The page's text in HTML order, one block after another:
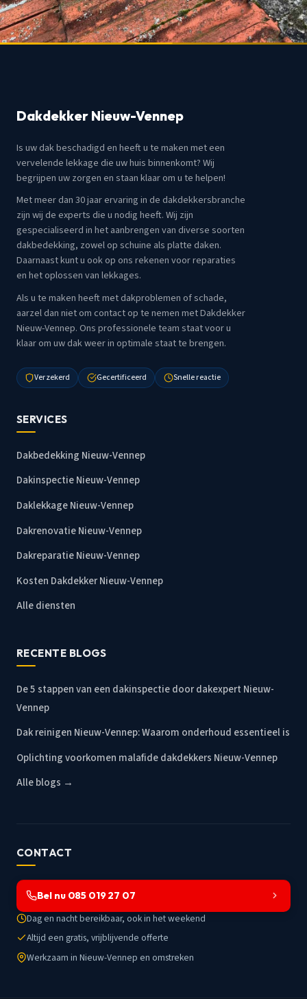
Dakdekker Nieuw-Vennep
Is uw dak beschadigd en heeft u te maken met een
vervelende lekkage die uw huis binnenkomt? Wij
begrijpen uw zorgen en staan klaar om u te helpen!
Met meer dan 30 jaar ervaring in de dakdekkersbranche
zijn wij de experts die u nodig heeft. Wij zijn
gespecialiseerd in het aanbrengen van diverse soorten
dakbedekking, zowel op schuine als platte daken.
Daarnaast kunt u ook op ons rekenen voor reparaties
en het oplossen van lekkages.
Als u te maken heeft met dakproblemen of schade,
aarzel dan niet om contact op te nemen met Dakdekker
Nieuw-Vennep. Ons professionele team staat voor u
klaar om uw dak weer in optimale staat te brengen.
Verzekerd Gecertificeerd Snelle reactie
SERVICES
Dakbedekking Nieuw-Vennep
Dakinspectie Nieuw-Vennep
Daklekkage Nieuw-Vennep
Dakrenovatie Nieuw-Vennep
Dakreparatie Nieuw-Vennep
Kosten Dakdekker Nieuw-Vennep
Alle diensten
RECENTE BLOGS
De 5 stappen van een dakinspectie door dakexpert Nieuw-
Vennep
Dak reinigen Nieuw-Vennep: Waarom onderhoud essentieel is
Oplichting voorkomen malafide dakdekkers Nieuw-Vennep
Alle blogs →
CONTACT
Bel nu 085 019 27 07
Dag en nacht bereikbaar, ook in het weekend
Altijd een gratis, vrijblijvende offerte
Werkzaam in Nieuw-Vennep en omstreken